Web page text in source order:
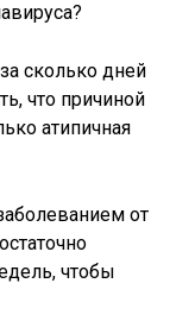
сколько дней
что причиной
атипичная
от
чтобы